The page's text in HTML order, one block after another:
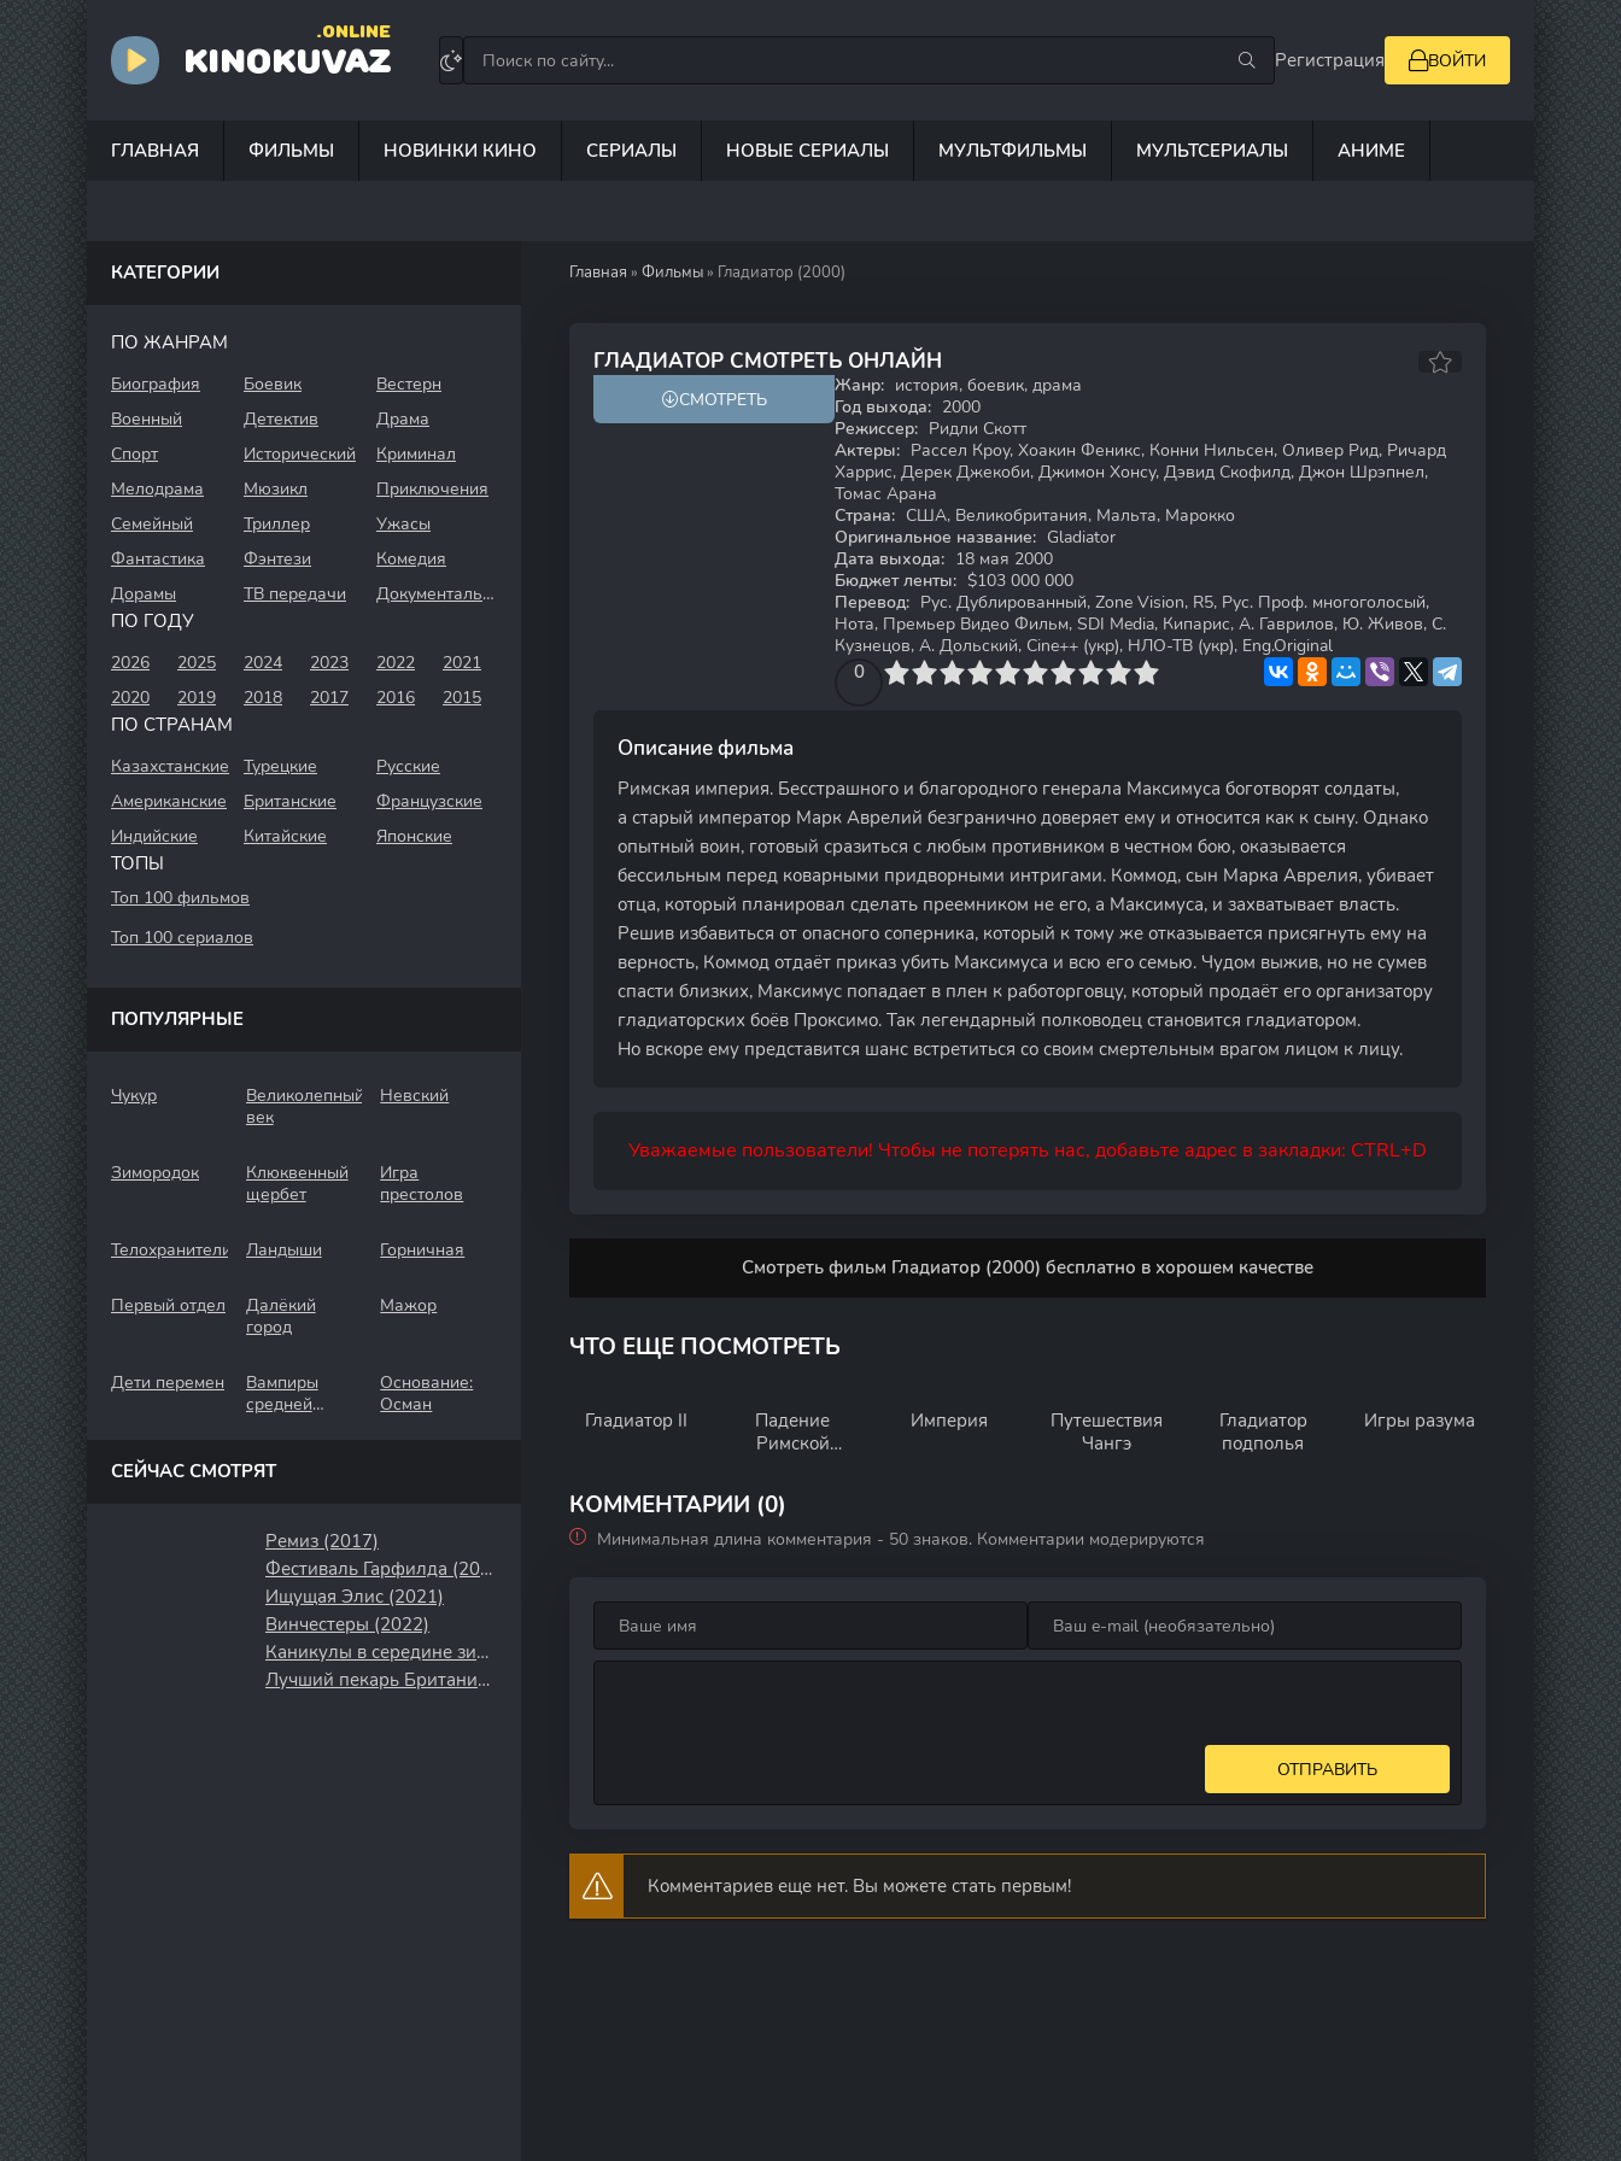
KINOKUVAZ
.ONLINE
Регистрация ВОЙТИ
ГЛАВНАЯ ФИЛЬМЫ НОВИНКИ КИНО СЕРИАЛЫ НОВЫЕ СЕРИАЛЫ МУЛЬТФИЛЬМЫ МУЛЬТСЕРИАЛЫ АНИМЕ
Главная » Фильмы » Гладиатор (2000)
ГЛАДИАТОР СМОТРЕТЬ ОНЛАЙН
8.5 8.5
СМОТРЕТЬ
Жанр: история, боевик, драма
Год выхода: 2000
Режиссер: Ридли Скотт
Актеры: Рассел Кроу, Хоакин Феникс, Конни Нильсен, Оливер Рид, Ричард
Харрис, Дерек Джекоби, Джимон Хонсу, Дэвид Скофилд, Джон Шрэпнел,
Томас Арана
Страна: США, Великобритания, Мальта, Марокко
Оригинальное название: Gladiator
Дата выхода: 18 мая 2000
Бюджет ленты: $103 000 000
Перевод: Рус. Дублированный, Zone Vision, R5, Рус. Проф. многоголосый,
Нота, Премьер Видео Фильм, SDI Media, Кипарис, А. Гаврилов, Ю. Живов, С.
Кузнецов, А. Дольский, Cine++ (укр), НЛО-ТВ (укр), Eng.Original
0
4 6 7 8 9 10
Описание фильма
Римская империя. Бесстрашного и благородного генерала Максимуса боготворят солдаты,
а старый император Марк Аврелий безгранично доверяет ему и относится как к сыну. Однако
опытный воин, готовый сразиться с любым противником в честном бою, оказывается
бессильным перед коварными придворными интригами. Коммод, сын Марка Аврелия, убивает
отца, который планировал сделать преемником не его, а Максимуса, и захватывает власть.
Решив избавиться от опасного соперника, который к тому же отказывается присягнуть ему на
верность, Коммод отдаёт приказ убить Максимуса и всю его семью. Чудом выжив, но не сумев
спасти близких, Максимус попадает в плен к работорговцу, который продаёт его организатору
гладиаторских боёв Проксимо. Так легендарный полководец становится гладиатором.
Но вскоре ему представится шанс встретиться со своим смертельным врагом лицом к лицу.
Уважаемые пользователи! Чтобы не потерять нас, добавьте адрес в закладки: CTRL+D
Смотреть фильм Гладиатор (2000) бесплатно в хорошем качестве
ЧТО ЕЩЕ ПОСМОТРЕТЬ
Гладиатор II
Падение
Римской
Империя
Путешествия
Чангэ
Гладиатор
подполья
Игры разума
КОММЕНТАРИИ (0)
Минимальная длина комментария - 50 знаков. Комментарии модерируются
ОТПРАВИТЬ
Комментариев еще нет. Вы можете стать первым!
КАТЕГОРИИ
ПО ЖАНРАМ
Биография Боевик
Вестерн
Военный
Детектив
Драма
Спорт
Исторический
Криминал
Мелодрама
Мюзикл
Приключения
Семейный
Триллер
Ужасы
Фантастика
Фэнтези
Комедия
Дорамы
ТВ передачи Документальный
ПО ГОДУ
2026 2025 2024 2023 2022
2021
2020
2019 2018 2017 2016 2015
ПО СТРАНАМ
Казахстанские Турецкие
Русские
Американские
Британские
Французские
Индийские
Китайские Японские
ТОПЫ
Топ 100 фильмов
Топ 100 сериалов
ПОПУЛЯРНЫЕ
Чукур
Великолепный
век
Невский
Зимородок
Клюквенный
щербет
Игра
престолов
Телохранители Ландыши Горничная
Первый отдел
Далёкий
город
Мажор
Дети перемен
Вампиры
средней
Основание:
Осман
СЕЙЧАС СМОТРЯТ
Ремиз (2017)
Фестиваль Гарфилда (2008)
Ищущая Элис (2021)
Винчестеры (2022)
Каникулы в середине зимы (2026)
Лучший пекарь Британии (2010)